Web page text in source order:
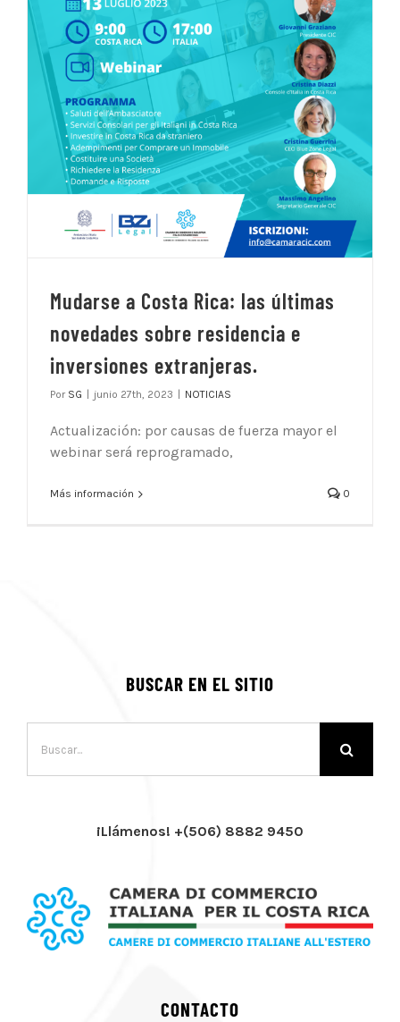
Mudarse a Costa Rica: las últimas
novedades sobre residencia e
inversiones extranjeras.
Por SG junio 27th, 2023 NOTICIAS
Actualización: por causas de fuerza mayor el
webinar será reprogramado,
Más información 0
BUSCAR EN EL SITIO
¡Llámenos! +(506) 8882 9450
CONTACTO